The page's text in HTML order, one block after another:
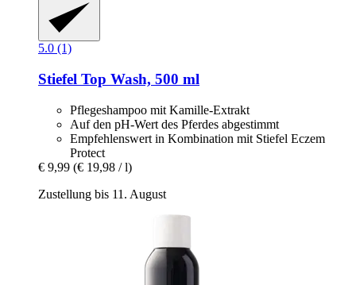
5.0 (1)
Stiefel Top Wash, 500 ml
Pflegeshampoo mit Kamille-Extrakt
Auf den pH-Wert des Pferdes abgestimmt
Empfehlenswert in Kombination mit Stiefel Eczem
Protect
€ 9,99 (€ 19,98 / l)
Zustellung bis 11. August